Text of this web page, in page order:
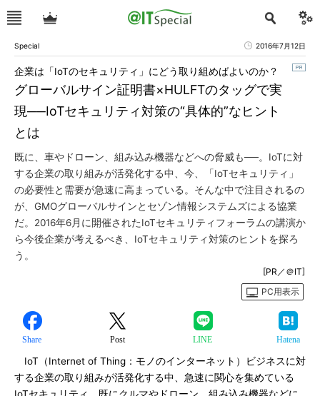
Special 2016年7月12日
グローバルサイン証明書×HULFTのタッグで実
現──IoTセキュリティ対策の“具体的”なヒント
とは
企業は「IoTのセキュリティ」にどう取り組めばよいのか？
既に、車やドローン、組み込み機器などへの脅威も──。IoTに対
する企業の取り組みが活発化する中、今、「IoTセキュリティ」
の必要性と需要が急速に高まっている。そんな中で注目されるの
が、GMOグローバルサインとセゾン情報システムズによる協業
だ。2016年6月に開催されたIoTセキュリティフォーラムの講演か
ら今後企業が考えるべき、IoTセキュリティ対策のヒントを探ろ
う。
[PR／＠IT]
PC用表示
Share Post LINE Hatena
IoT（Internet of Thing：モノのインターネット）ビジネスに対
する企業の取り組みが活発化する中、急速に関心を集めている